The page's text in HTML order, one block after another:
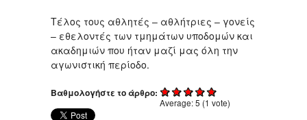
Τέλος τους αθλητές – αθλήτριες – γονείς
– εθελοντές των τμημάτων υποδομών και
ακαδημιών που ήταν μαζί μας όλη την
αγωνιστική περίοδο.
Βαθμολογήστε το άρθρο:
Average:5 (1 vote)